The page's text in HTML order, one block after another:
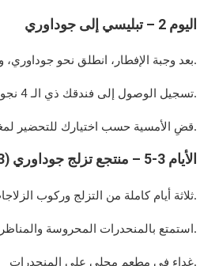
اليوم 2 – تبليسي إلى جوداوري
بعد وجبة الإفطار، انطلق نحو جوداوري، وجهة تزلج مشهورة.
تسجيل الوصول إلى فندقك ذي الـ 4 نجوم.
قضِ الأمسية حسب اختيارك للتحضير لمغامرات التزلج القادمة.
الأيام 3-5 – منتجع تزلج جوداوري (3 ليالي)
ثلاثة أيام كاملة من التزلج وركوب الزلاجات في جوداوري.
استمتع بالمنحدرات المحروسة والمناظر الجبلية الرائعة.
غداء في مطعم محلي على المنحدرات.